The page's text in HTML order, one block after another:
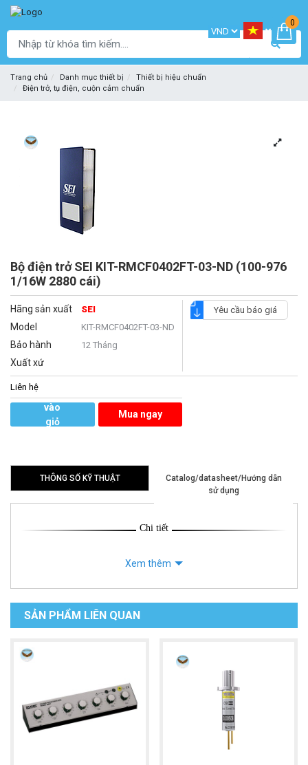
0
Trang chủ Danh mục thiết bị
Thiết bị hiệu chuẩn
Điện trở, tụ điện, cuộn cảm chuẩn
Bộ điện trở SEI KIT-RMCF0402FT-03-ND (100-976
1/16W 2880 cái)
Hãng sản xuất SEI
Model KIT-RMCF0402FT-03-ND
Bảo hành 12 Tháng
Xuất xứ
Yêu cầu báo giá
Liên hệ
vào
giỏ
Mua ngay
THÔNG SỐ KỸ THUẬT
Catalog/datasheet/Hướng dẫn
sử dụng
Chi tiết
Xem thêm
SẢN PHẨM LIÊN QUAN